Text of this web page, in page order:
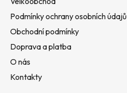
Podmínky ochrany osobních údajů
Obchodní podmínky
Doprava a platba
O nás
Kontakty